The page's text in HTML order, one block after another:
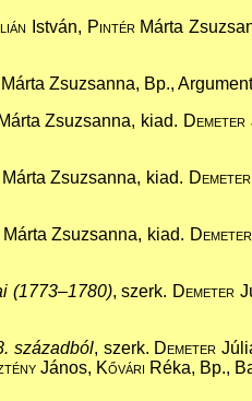
István, PintérMárta
Márta Zsuzsanna, Bp.,
Zsuzsanna, kiad. Demeter
Zsuzsanna, kiad. Demeter
Zsuzsanna, kiad. Demeter
(1773–1780), szerk. Demeter
századból, szerk. Demeter
János, Kővári Réka, Bp.,